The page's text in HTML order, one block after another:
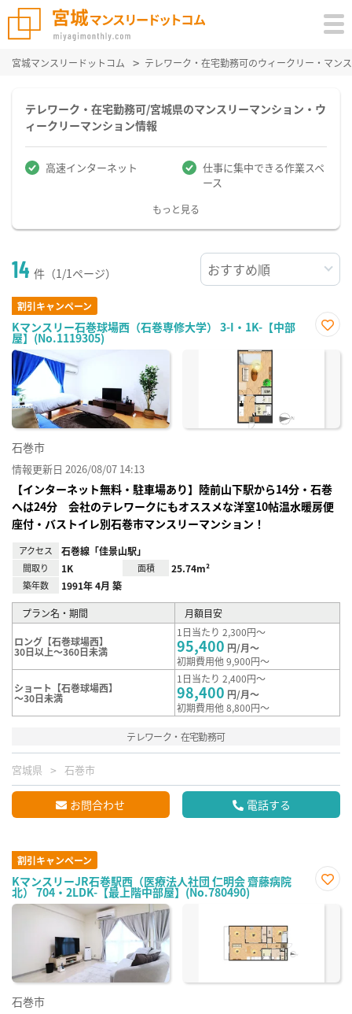
宮城マンスリードットコム テレワーク・在宅勤務可のウィークリー・マン
テレワーク・在宅勤務可/宮城県のマンスリーマンション・ウ
ィークリーマンション情報
高速インターネット
仕事に集中できる作業スペ
ース
もっと見る
14 件（1/1ページ）
割引キャンペーン
Kマンスリー石巻球場西（石巻専修大学） 3-I・1K-【中部
屋】(No.1119305)
に入
石巻市
情報更新日 2026/08/07 14:13
【インターネット無料・駐車場あり】陸前山下駅から14分・石巻
へは24分 会社のテレワークにもオススメな洋室10帖温水暖房便
座付・バストイレ別石巻市マンスリーマンション！
アクセス 石巻線「佳景山駅」
間取り 1K 面積 25.74m²
築年数 1991年 4月 築
プラン名・期間 月額目安
ロング【石巻球場西】
30日以上～360日未満
1日当たり 2,300円～
95,400 円/月～
初期費用他 9,900円～
ショート【石巻球場西】
～30日未満
1日当たり 2,400円～
98,400 円/月～
初期費用他 8,800円～
テレワーク・在宅勤務可
宮城県 石巻市
お問合わせ 電話する
割引キャンペーン
KマンスリーJR石巻駅西（医療法人社団 仁明会 齋藤病院
北） 704・2LDK-【最上階中部屋】(No.780490)
に入
石巻市